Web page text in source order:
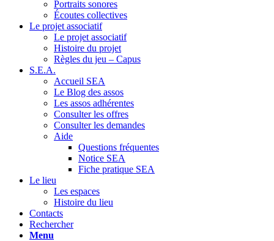
Portraits sonores
Écoutes collectives
Le projet associatif
Le projet associatif
Histoire du projet
Règles du jeu – Capus
S.E.A.
Accueil SEA
Le Blog des assos
Les assos adhérentes
Consulter les offres
Consulter les demandes
Aide
Questions fréquentes
Notice SEA
Fiche pratique SEA
Le lieu
Les espaces
Histoire du lieu
Contacts
Rechercher
Menu